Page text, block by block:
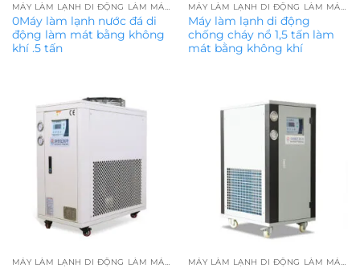
MÁY LÀM LẠNH DI ĐỘNG LÀM MÁT BẰNG KHÔNG KHÍ
0Máy làm lạnh nước đá di
động làm mát bằng không
khí .5 tấn
MÁY LÀM LẠNH DI ĐỘNG LÀM MÁT BẰNG KHÔNG KHÍ
Máy làm lạnh di động
chống cháy nổ 1,5 tấn làm
mát bằng không khí